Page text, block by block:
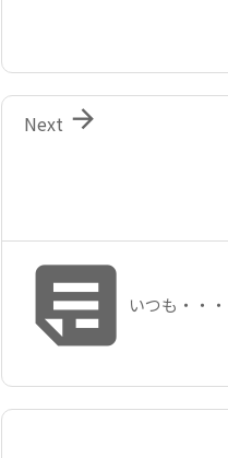

Next
 いつも・・・